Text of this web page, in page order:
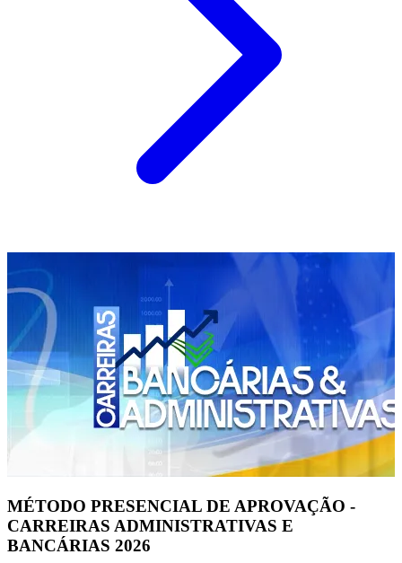
MÉTODO PRESENCIAL DE APROVAÇÃO -
CARREIRAS ADMINISTRATIVAS E
BANCÁRIAS 2026